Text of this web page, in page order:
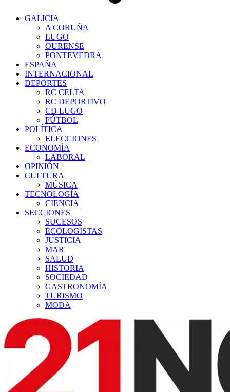
GALICIA
A CORUÑA
LUGO
OURENSE
PONTEVEDRA
ESPAÑA
INTERNACIONAL
DEPORTES
RC CELTA
RC DEPORTIVO
CD LUGO
FÚTBOL
POLÍTICA
ELECCIONES
ECONOMÍA
LABORAL
OPINIÓN
CULTURA
MÚSICA
TECNOLOGÍA
CIENCIA
SECCIONES
SUCESOS
ECOLOGISTAS
JUSTICIA
MAR
SALUD
HISTORIA
SOCIEDAD
GASTRONOMÍA
TURISMO
MODA